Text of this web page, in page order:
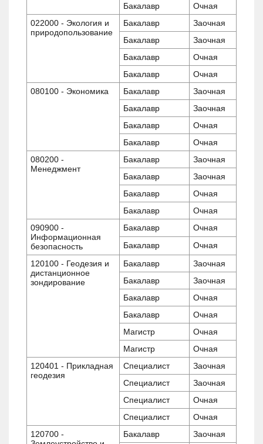
Бакалавр
Очная
022000 - Экология и
природопользование
Бакалавр
Заочная
Бакалавр
Заочная
Бакалавр
Очная
Бакалавр
Очная
080100 - Экономика
Бакалавр
Заочная
Бакалавр
Заочная
Бакалавр
Очная
Бакалавр
Очная
080200 -
Менеджмент
Бакалавр
Заочная
Бакалавр
Заочная
Бакалавр
Очная
Бакалавр
Очная
090900 -
Информационная
безопасность
Бакалавр
Очная
Бакалавр
Очная
120100 - Геодезия и
дистанционное
зондирование
Бакалавр
Заочная
Бакалавр
Заочная
Бакалавр
Очная
Бакалавр
Очная
Магистр
Очная
Магистр
Очная
120401 - Прикладная
геодезия
Специалист
Заочная
Специалист
Заочная
Специалист
Очная
Специалист
Очная
120700 -
Бакалавр Заочная